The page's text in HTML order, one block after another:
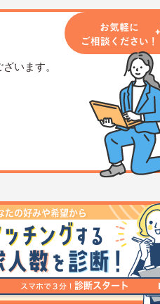
います。